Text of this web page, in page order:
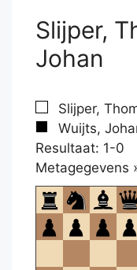
Slijper,
Johan
Slijper,
Wuijts,
Resultaat: 1-0
Metagegevens